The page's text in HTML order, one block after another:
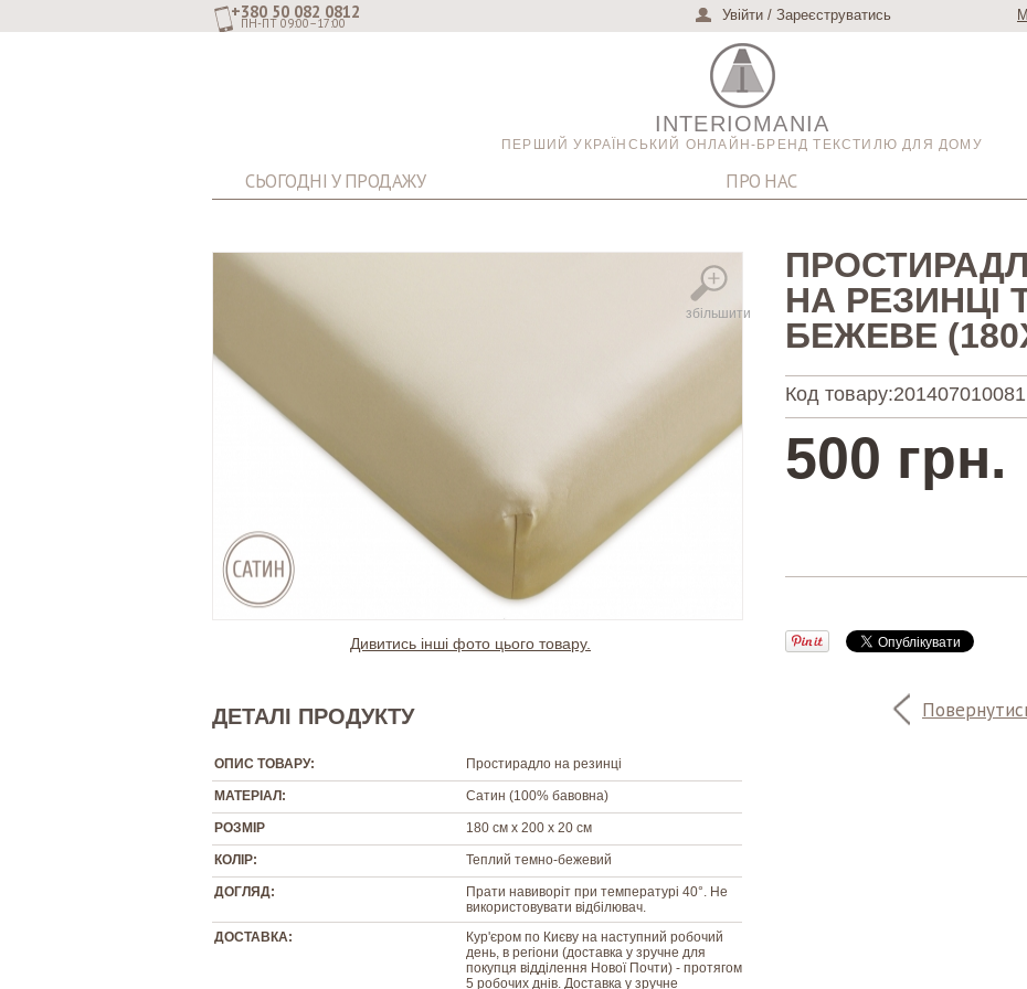
+380 50 082 0812
ПН-ПТ 09:00–17:00 Увійти / Зареєструватись
INTERIOMANIA
ПЕРШИЙ УКРАЇНСЬКИЙ ОНЛАЙН-БРЕНД ТЕКСТИЛЮ ДЛЯ ДОМУ
СЬОГОДНІ У ПРОДАЖУ ПРО НАС
збільшити
НА РЕЗИНЦІ
БЕЖЕВЕ
Код товару:201407010081
500 грн.
Дивитись інші фото цього товару.
ДЕТАЛІ ПРОДУКТУ
ОПИС ТОВАРУ: Простирадло на резинці
МАТЕРІАЛ: Сатин (100% бавовна)
РОЗМІР 180 см х 200 х 20 см
КОЛІР: Теплий темно-бежевий
ДОГЛЯД:
Прати навиворіт при температурі 40°. Не
використовувати відбілювач.
ДОСТАВКА:
Кур'єром по Києву на наступний робочий
день, в регіони (доставка у зручне для
покупця відділення Нової Почти) - протягом
5 робочих днів. Доставка у зручне